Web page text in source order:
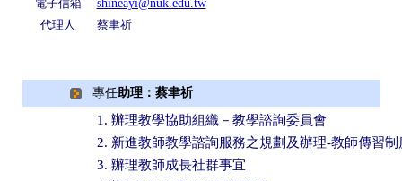
電子信箱
shineayi@nuk.edu.tw
代理人
蔡聿祈
專任助理：蔡聿祈
1. 辦理教學協助組織－教學諮詢委員會
2. 新進教師教學諮詢服務之規劃及辦理-教師傳習制
3. 辦理教師成長社群事宜